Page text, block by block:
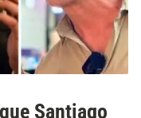
Santiago